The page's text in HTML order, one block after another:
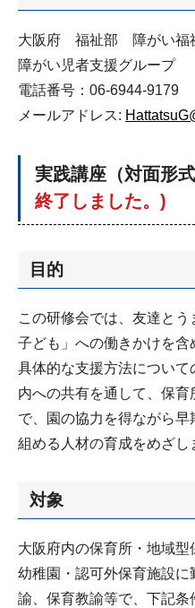
大阪府 福祉部 障がい
障がい児者支援グループ
電話番号：06-6944-9179
メールアドレス:
実践講座（対面形
終了しました。)
目的
この研修会では、友達と
子ども」への働きかけを含
具体的な支援方法について
内への共有を通して、保
で、園の協力を得ながら早
組める人材の育成をめざし
対象
大阪府内の保育所・地域型
幼稚園・認可外保育施設
諭、保育教諭等で、下記条